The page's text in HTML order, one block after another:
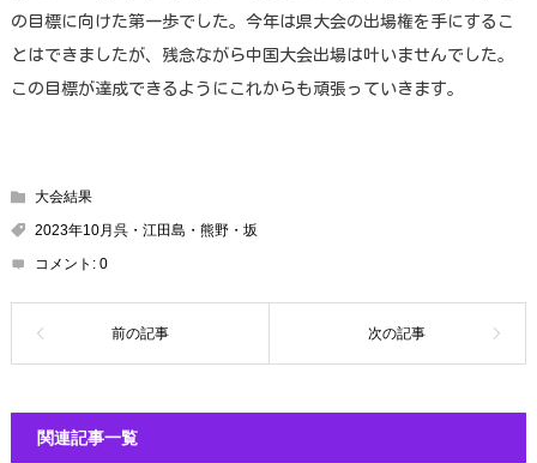
の目標に向けた第一歩でした。今年は県大会の出場権を手にするこ
とはできましたが、残念ながら中国大会出場は叶いませんでした。
この目標が達成できるようにこれからも頑張っていきます。
大会結果
2023年10月呉・江田島・熊野・坂
コメント:0
関連記事一覧